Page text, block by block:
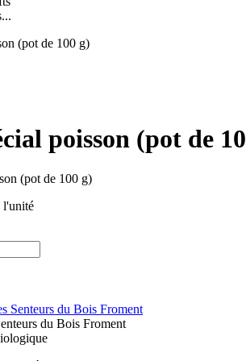
(pot de 100 g)
poisson (pot de
l'unité
Senteurs du Bois Froment
du Bois Froment